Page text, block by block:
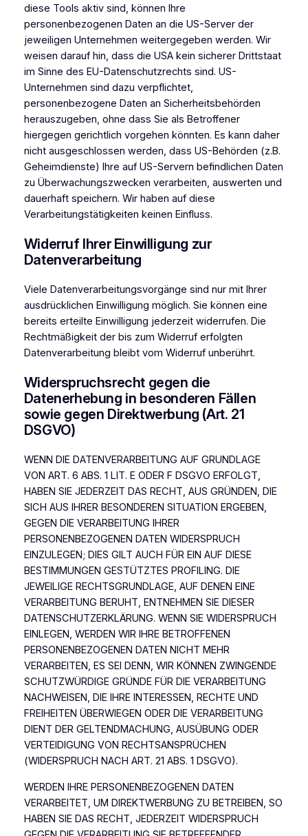
diese Tools aktiv sind, können Ihre
personenbezogenen Daten an die US-Server der
jeweiligen Unternehmen weitergegeben werden. Wir
weisen darauf hin, dass die USA kein sicherer Drittstaat
im Sinne des EU-Datenschutzrechts sind. US-
Unternehmen sind dazu verpflichtet,
personenbezogene Daten an Sicherheitsbehörden
herauszugeben, ohne dass Sie als Betroffener
hiergegen gerichtlich vorgehen könnten. Es kann daher
nicht ausgeschlossen werden, dass US-Behörden (z.B.
Geheimdienste) Ihre auf US-Servern befindlichen Daten
zu Überwachungszwecken verarbeiten, auswerten und
dauerhaft speichern. Wir haben auf diese
Verarbeitungstätigkeiten keinen Einfluss.
Widerruf Ihrer Einwilligung zur
Datenverarbeitung
Viele Datenverarbeitungsvorgänge sind nur mit Ihrer
ausdrücklichen Einwilligung möglich. Sie können eine
bereits erteilte Einwilligung jederzeit widerrufen. Die
Rechtmäßigkeit der bis zum Widerruf erfolgten
Datenverarbeitung bleibt vom Widerruf unberührt.
Widerspruchsrecht gegen die
Datenerhebung in besonderen Fällen
sowie gegen Direktwerbung (Art. 21
DSGVO)
WENN DIE DATENVERARBEITUNG AUF GRUNDLAGE
VON ART. 6 ABS. 1 LIT. E ODER F DSGVO ERFOLGT,
HABEN SIE JEDERZEIT DAS RECHT, AUS GRÜNDEN, DIE
SICH AUS IHRER BESONDEREN SITUATION ERGEBEN,
GEGEN DIE VERARBEITUNG IHRER
PERSONENBEZOGENEN DATEN WIDERSPRUCH
EINZULEGEN; DIES GILT AUCH FÜR EIN AUF DIESE
BESTIMMUNGEN GESTÜTZTES PROFILING. DIE
JEWEILIGE RECHTSGRUNDLAGE, AUF DENEN EINE
VERARBEITUNG BERUHT, ENTNEHMEN SIE DIESER
DATENSCHUTZERKLÄRUNG. WENN SIE WIDERSPRUCH
EINLEGEN, WERDEN WIR IHRE BETROFFENEN
PERSONENBEZOGENEN DATEN NICHT MEHR
VERARBEITEN, ES SEI DENN, WIR KÖNNEN ZWINGENDE
SCHUTZWÜRDIGE GRÜNDE FÜR DIE VERARBEITUNG
NACHWEISEN, DIE IHRE INTERESSEN, RECHTE UND
FREIHEITEN ÜBERWIEGEN ODER DIE VERARBEITUNG
DIENT DER GELTENDMACHUNG, AUSÜBUNG ODER
VERTEIDIGUNG VON RECHTSANSPRÜCHEN
(WIDERSPRUCH NACH ART. 21 ABS. 1 DSGVO).
WERDEN IHRE PERSONENBEZOGENEN DATEN
VERARBEITET, UM DIREKTWERBUNG ZU BETREIBEN, SO
HABEN SIE DAS RECHT, JEDERZEIT WIDERSPRUCH